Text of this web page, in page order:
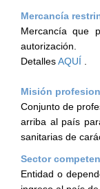
Mercancía
Mercancía que
autorización.
DetallesAQUÍ
Misión
Conjunto de
arriba al país
sanitarias de
Sector
Entidad o